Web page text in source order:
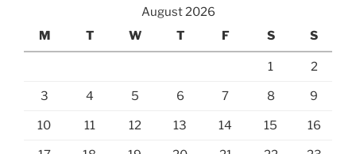
August 2026
M
T W T F S S
1 2
3 4 5 6 7 8 9
10 11 12 13 14 15 16